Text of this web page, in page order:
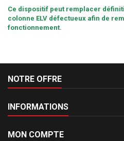
Ce dispositif peut remplacer
colonne ELV défectueux afin de
fonctionnement.
NOTRE OFFRE
INFORMATIONS
MON COMPTE